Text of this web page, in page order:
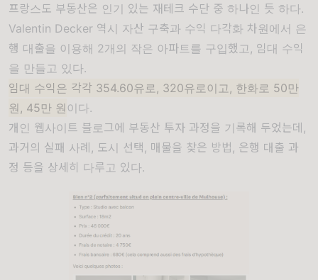
프랑스도 부동산은 인기 있는 재테크 수단 중 하나인 듯 하다.
Valentin Decker 역시 자산 구축과 수익 다각화 차원에서 은
행 대출을 이용해 2개의 작은 아파트를 구입했고, 임대 수익
을 만들고 있다.
임대 수익은 각각 354.60유로, 320유로이고, 한화로 50만
원, 45만 원 이다.
개인 웹사이트 블로그에 부동산 투자 과정을 기록해 두었는데,
과거의 실패 사례, 도시 선택, 매물을 찾은 방법, 은행 대출 과
정 등을 상세히 다루고 있다.